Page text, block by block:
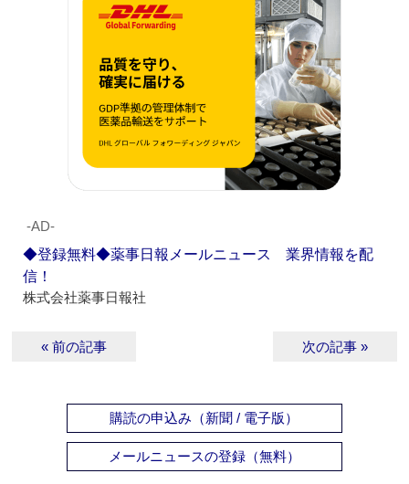
‐AD‐
◆登録無料◆薬事日報メールニュース 業界情報を配
信！
株式会社薬事日報社
« 前の記事 次の記事 »
購読の申込み（新聞 / 電子版）
メールニュースの登録（無料）